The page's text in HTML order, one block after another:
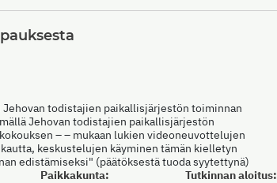
Paikkakunta:
todistajien paikallisjärjestön toiminnan
Jehovan todistajien paikallisjärjestön
– – mukaan lukien videoneuvottelujen
keskustelujen käyminen tämän kielletyn
edistämiseksi" (päätöksestä tuoda syytettynä)
Tutkinnan aloitus: